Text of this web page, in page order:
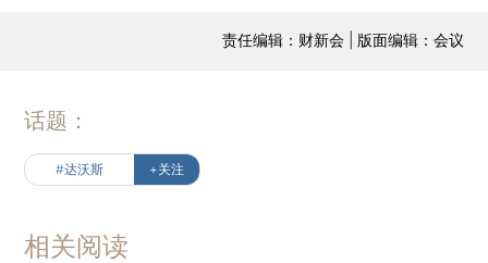
责任编辑：财新会 | 版面编辑：会议
话题：
#达沃斯 +关注
相关阅读